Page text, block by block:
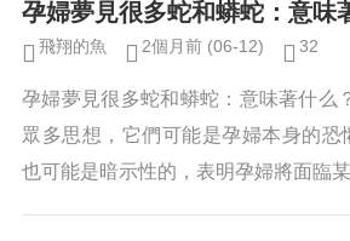
題，結合科學的體
孕婦夢見很多蛇和蟒蛇：意味
飛翔的魚 2個月前 (06-12) 32
孕婦夢見很多蛇和蟒蛇：意味著什么
眾多思想，它們可能是孕婦本身的恐
也可能是暗示性的，表明孕婦將面臨